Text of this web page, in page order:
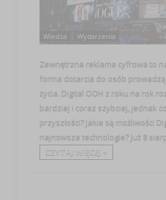
Wiedza Wydarzenia
Zewnętrzna reklama cyfrowa to
forma dotarcia do osób
życia. Digital OOH z roku na rok
bardziej i coraz szybciej, jednak
przyszłości? Jakie są możliwości
najnowsze technologie? Już 8
CZYTAJ WIĘCEJ +